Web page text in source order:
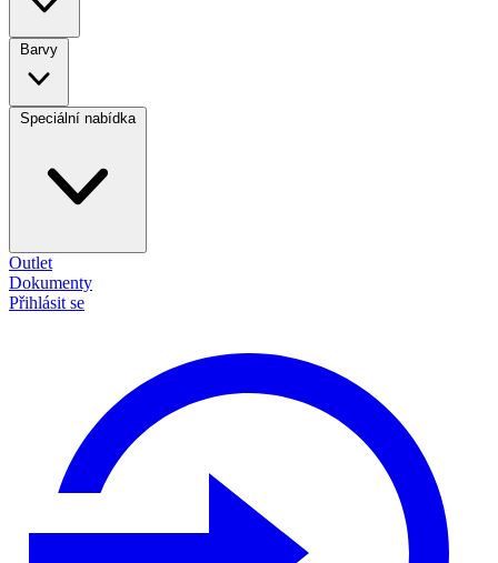
Barvy
Speciální nabídka
Outlet
Dokumenty
Přihlásit se